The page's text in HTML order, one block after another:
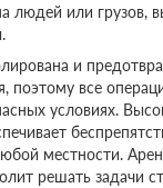
людей или грузов,
и
поэтому все
условиях.
местности.
решать задачи